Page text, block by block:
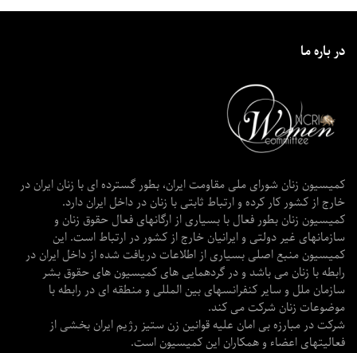
در باره ما
کمیسیون زنان شورای ملی مقاومت ایران، بطور گسترده ای با زنان ایران در
خارج از کشور کار کرده و ارتباط ثابتی با زنان در داخل ایران دارد.
کمیسیون زنان بطور فعال با بسیاری از ارگانهای فعال حقوق زنان و
سازمانهای غیر دولتی و ایرانیان خارج از کشور در ارتباط است. این
کمیسیون منبع اصلی بسیاری از اطلاعات دریافت شده از داخل ایران در
رابطه با زنان می باشد و در گردهمایی های کمیسیون های حقوق بشر
سازمان ملل و سایر کنفرانسهای بین المللی و منطقه ای در رابطه با
موضوعات زنان شرکت می کند.
شرکت در مبارزه بی امان علیه قوانین زن ستیز رژیم ایران بخشی از
فعالیتهای اعضاء و همکاران این کمیسیون است.